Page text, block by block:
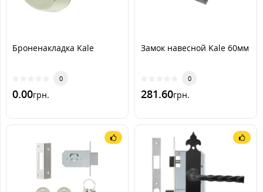
Броненакладка Kale
0
0.00грн.
Замок навесной Kale 60мм
0
281.60грн.